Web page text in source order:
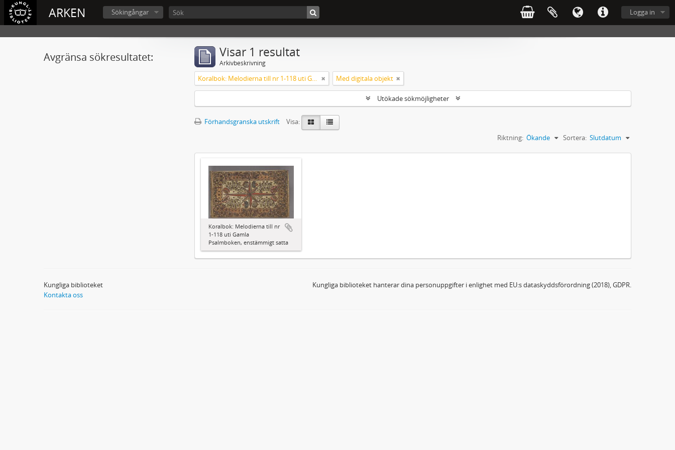
ARKEN Logga in
Sökingångar
Avgränsa sökresultatet: Visar 1 resultat
Arkivbeskrivning
Koralbok: Melodierna till nr 1-118 uti Gamla Psalmboken, enstämmigt satta Med digitala objekt
Utökade sökmöjligheter
Förhandsgranska utskrift
Visa:
Sortera: Slutdatum
Riktning: Ökande
Koralbok: Melodierna till nr
1-118 uti Gamla
Psalmboken, enstämmigt satta
Kungliga biblioteket
Kontakta oss
Kungliga biblioteket hanterar dina personuppgifter i enlighet med EU:s dataskyddsförordning (2018), GDPR.